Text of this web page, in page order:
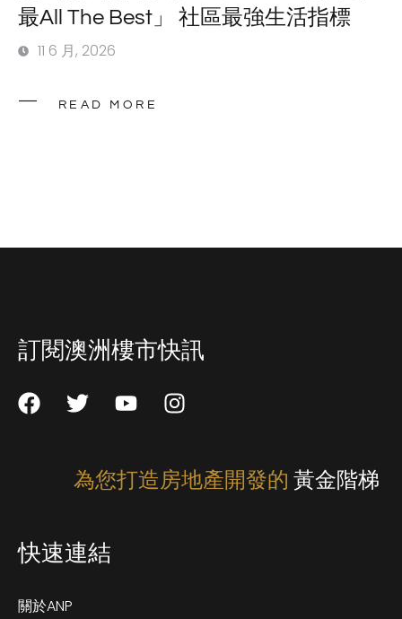
最All The Best」 社區最強生活指標
11 6 月, 2026
READ MORE
訂閱澳洲樓市快訊
為您打造房地產開發的 黃金階梯
快速連結
關於ANP